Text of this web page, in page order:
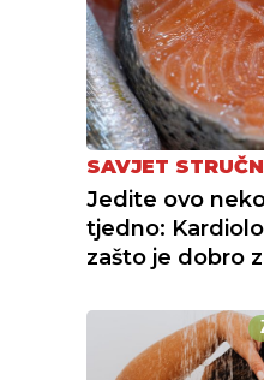
SAVJET
Jedite ovo
tjedno:
zašto je dobro